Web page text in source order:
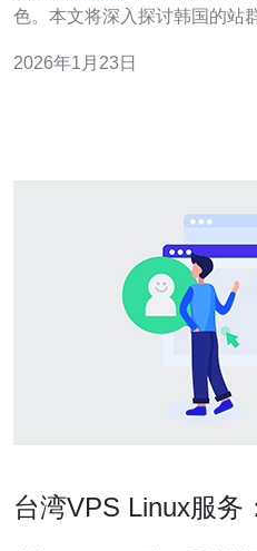
色。本文将深入探讨韩国的站
引擎排名 二、增强网站安全性 三、优化用户体验 接下
2026年1月23日
台湾VPS Linux服务